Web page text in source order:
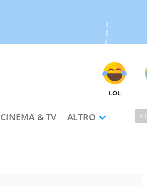
LOL
CINEMA & TV ALTRO